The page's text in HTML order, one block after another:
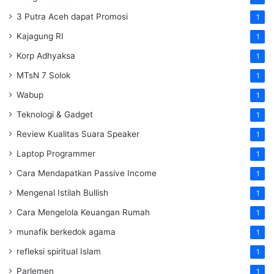
3 Putra Aceh dapat Promosi 1
Kajagung RI 1
Korp Adhyaksa 1
MTsN 7 Solok 1
Wabup 1
Teknologi & Gadget 1
Review Kualitas Suara Speaker 1
Laptop Programmer 1
Cara Mendapatkan Passive Income 1
Mengenal Istilah Bullish 1
Cara Mengelola Keuangan Rumah 1
munafik berkedok agama 1
refleksi spiritual Islam 1
Parlemen 1